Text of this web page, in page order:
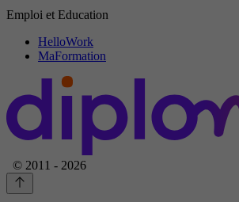
Emploi et Education
HelloWork
MaFormation
© 2011 - 2026